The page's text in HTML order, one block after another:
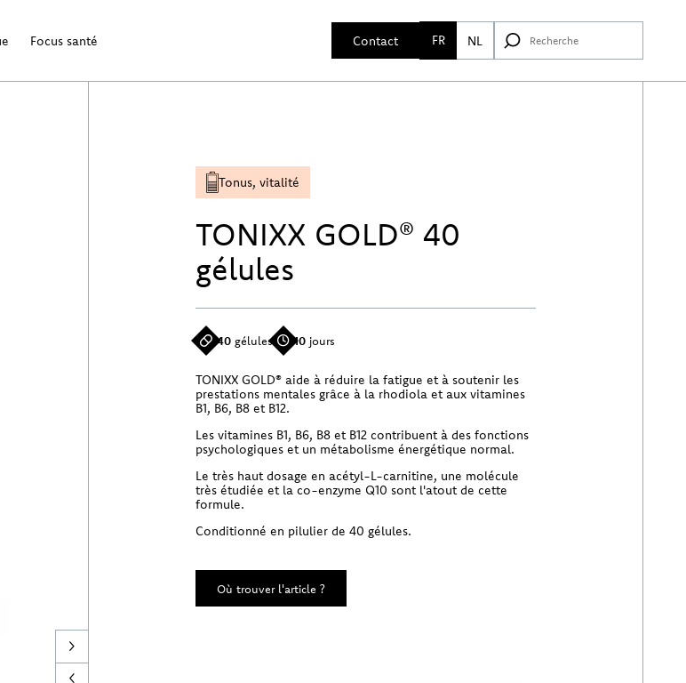
Focus santé Contact FR NL
Tonus, vitalité
TONIXX GOLD® 40
gélules
40 gélules 10 jours
TONIXX GOLD® aide à réduire la fatigue et à soutenir les
prestations mentales grâce à la rhodiola et aux vitamines
B1, B6, B8 et B12.
Les vitamines B1, B6, B8 et B12 contribuent à des fonctions
psychologiques et un métabolisme énergétique normal.
Le très haut dosage en acétyl-L-carnitine, une molécule
très étudiée et la co-enzyme Q10 sont l'atout de cette
formule.
Conditionné en pilulier de 40 gélules.
Où trouver l'article ?